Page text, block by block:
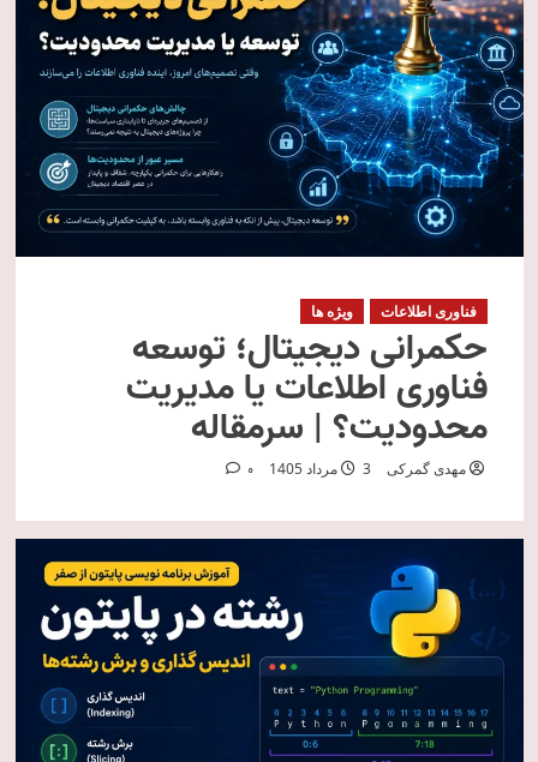
فناوری اطلاعات ویژه ها
حکمرانی دیجیتال؛ توسعه
فناوری اطلاعات یا مدیریت
محدودیت؟ | سرمقاله
مهدی گمرکی 3 مرداد 1405 0